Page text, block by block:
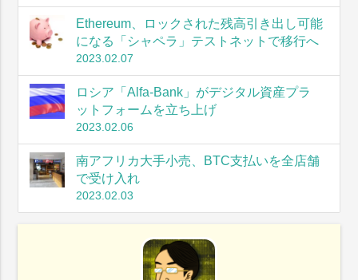
Ethereum、ロックされた残高引き出し可能
になる「シャペラ」テストネットで移行へ
2023.02.07
ロシア「Alfa-Bank」がデジタル資産プラ
ットフォームを立ち上げ
2023.02.06
南アフリカ大手小売、BTC支払いを全店舗
で受け入れ
2023.02.03